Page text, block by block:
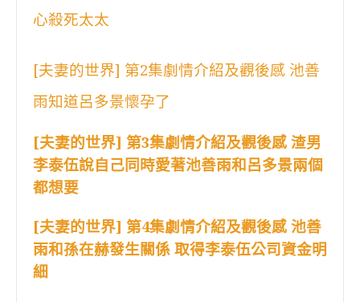
心殺死太太
[夫妻的世界] 第2集劇情介紹及觀後感 池善
雨知道呂多景懷孕了
[夫妻的世界] 第3集劇情介紹及觀後感 渣男
李泰伍說自己同時愛著池善雨和呂多景兩個
都想要
[夫妻的世界] 第4集劇情介紹及觀後感 池善
雨和孫在赫發生關係 取得李泰伍公司資金明
細